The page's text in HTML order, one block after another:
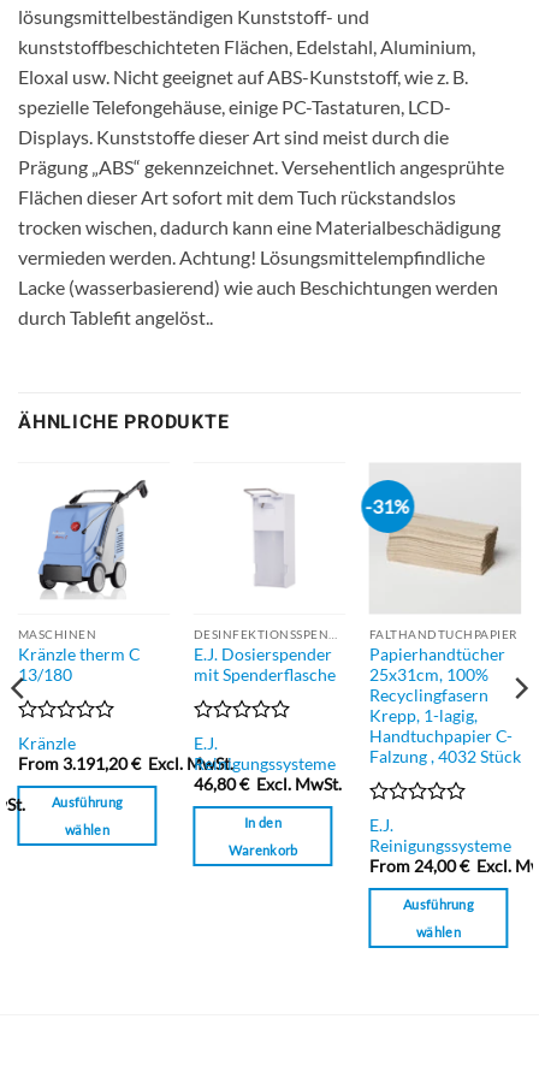
lösungsmittelbeständigen Kunststoff- und
kunststoffbeschichteten Flächen, Edelstahl, Aluminium,
Eloxal usw. Nicht geeignet auf ABS-Kunststoff, wie z. B.
spezielle Telefongehäuse, einige PC-Tastaturen, LCD-
Displays. Kunststoffe dieser Art sind meist durch die
Prägung „ABS“ gekennzeichnet. Versehentlich angesprühte
Flächen dieser Art sofort mit dem Tuch rückstandslos
trocken wischen, dadurch kann eine Materialbeschädigung
vermieden werden. Achtung! Lösungsmittelempfindliche
Lacke (wasserbasierend) wie auch Beschichtungen werden
durch Tablefit angelöst..
ÄHNLICHE PRODUKTE
MASCHINEN
Kränzle therm C
13/180
Bewertet
mit
0
von
5
Kränzle
From3.191,20€ Excl. MwSt.
Ausführung
wählen
E.J. Dosierspender
mit Spenderflasche
Bewertet
mit
0
von
5
E.J.
Reinigungssysteme
46,80€ Excl. MwSt.
In den
Warenkorb
-31%
FALTHANDTUCHPAPIER
Papierhandtücher
25x31cm, 100%
Recyclingfasern
Krepp, 1-lagig,
Handtuchpapier C-
Falzung , 4032 Stück
Bewertet
mit
0
von
5
E.J.
Reinigungssysteme
From 24,00€ Excl.
Ausführung
wählen